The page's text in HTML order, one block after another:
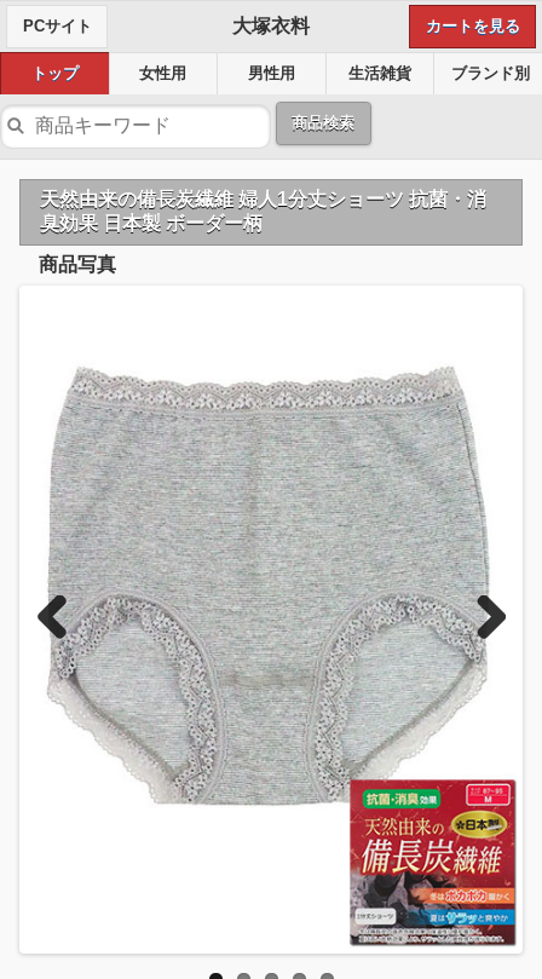
PCサイト 大塚衣料 カートを見る
トップ 女性用 男性用 生活雑貨 ブランド別
商品検索
天然由来の備長炭繊維 婦人1分丈ショーツ 抗菌・消
臭効果 日本製 ボーダー柄
商品写真
Previous Next